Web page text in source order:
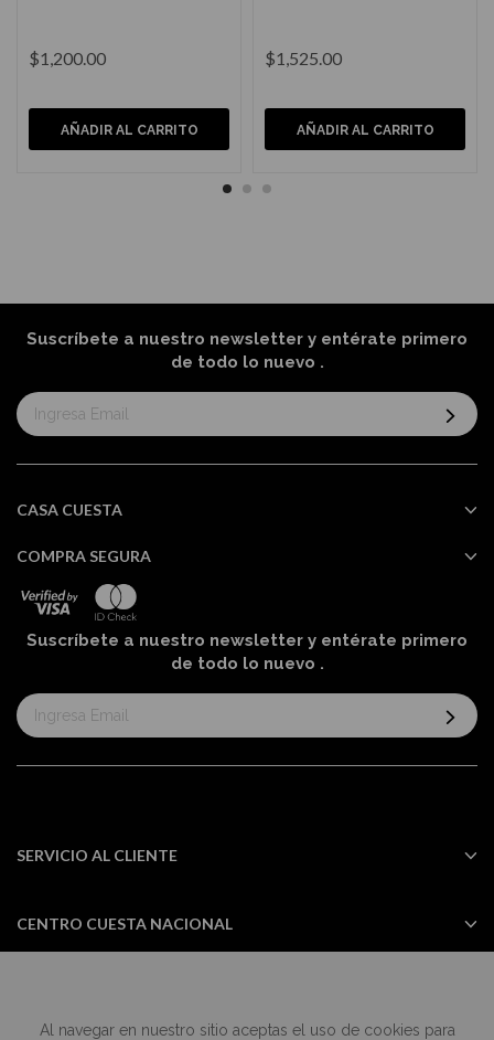
Al navegar en nuestro sitio aceptas el uso de cookies para
$1,200.00
AÑADIR AL CARRITO
$1,525.00
AÑADIR AL CARRITO
Suscríbete a nuestro newsletter y entérate primero
de todo lo nuevo .
Suscríbase
al
informativo:
CASA CUESTA
COMPRA SEGURA
Suscríbete a nuestro newsletter y entérate primero
de todo lo nuevo .
Suscríbase
al
informativo:
SERVICIO AL CLIENTE
CENTRO CUESTA NACIONAL